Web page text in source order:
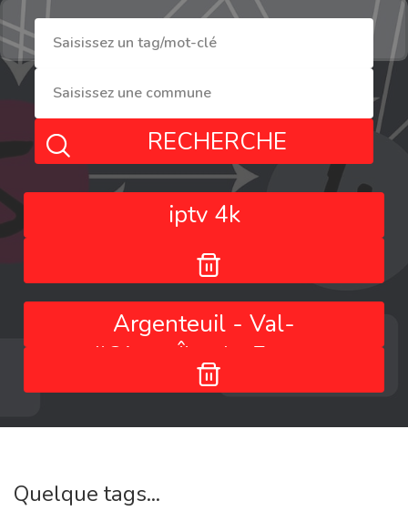
RECHERCHE
iptv 4k
Argenteuil - Val-
d'Oise - Île-de-France
- France
Quelque tags...